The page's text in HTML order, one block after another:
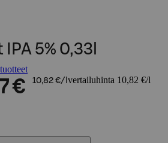
5% 0,33l
€ 10,82 €/l vertailuhinta 10,82 €/l